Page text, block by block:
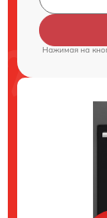
Нажимая на